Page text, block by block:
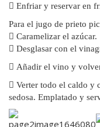
 Enfriar y reservar en
Para el jugo de prieto
 Caramelizar el azúcar.
 Desglasar con el
 Añadir el vino y
 Verter todo el caldo y
sedosa. Emplatado y